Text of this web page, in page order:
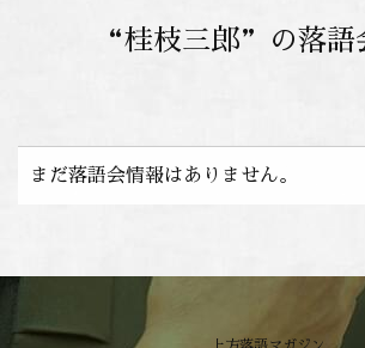
“桂枝三郎”の落語
まだ落語会情報はありません。
上方落語マガジン